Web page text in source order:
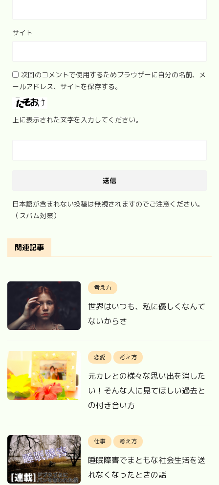
サイト
次回のコメントで使用するためブラウザーに自分の名前、メ
ールアドレス、サイトを保存する。
上に表示された文字を入力してください。
日本語が含まれない投稿は無視されますのでご注意ください。
（スパム対策）
関連記事
考え方
世界はいつも、私に優しくなんて
ないからさ
恋愛 考え方
元カレとの様々な思い出を消した
い！そんな人に見てほしい過去と
の付き合い方
仕事 考え方
睡眠障害でまともな社会生活を送
れなくなったときの話